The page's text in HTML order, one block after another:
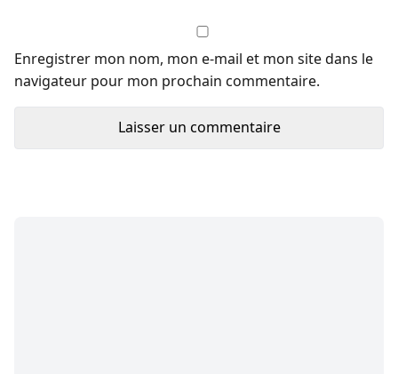
Enregistrer mon nom, mon e-mail et mon site dans le
navigateur pour mon prochain commentaire.